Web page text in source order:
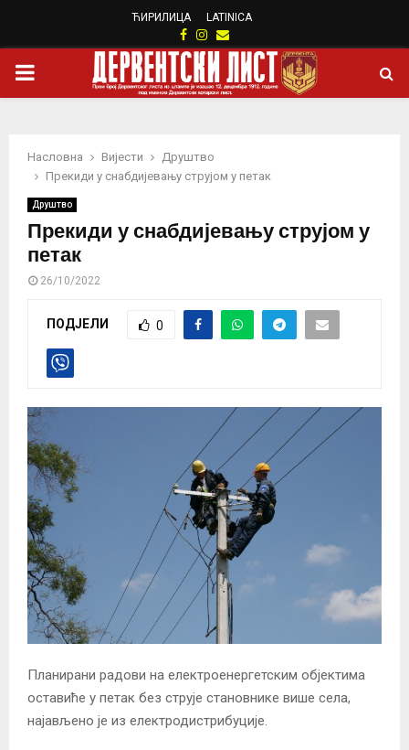
ЋИРИЛИЦА LATINICA
Facebook
Instagram
Email
PRIMARY
Насловна Вијести
Друштво
Прекиди у снабдијевању струјом у петак
Друштво
Прекиди у снабдијевању струјом у
петак
26/10/2022
ПОДЈЕЛИ 0
Планирани радови на електроенергетским објектима
оставиће у петак без струје становнике више села,
најављено је из електродистрибуције.